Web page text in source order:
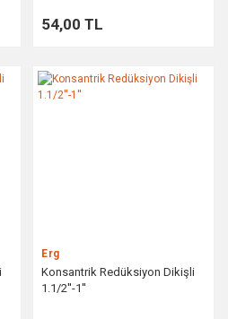
54,00 TL
Erg
Konsantrik Redüksiyon Dikişli
1.1/2''-1''